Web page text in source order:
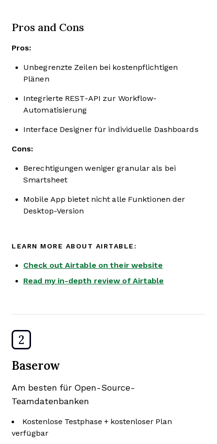
Pros and Cons
Pros:
Unbegrenzte Zeilen bei kostenpflichtigen
Plänen
Integrierte REST-API zur Workflow-
Automatisierung
Interface Designer für individuelle Dashboards
Cons:
Berechtigungen weniger granular als bei
Smartsheet
Mobile App bietet nicht alle Funktionen der
Desktop-Version
LEARN MORE ABOUT AIRTABLE:
Check out Airtable on their website
Read my in-depth review of Airtable
2
Baserow
Am besten für Open-Source-
Teamdatenbanken
Kostenlose Testphase + kostenloser Plan
verfügbar